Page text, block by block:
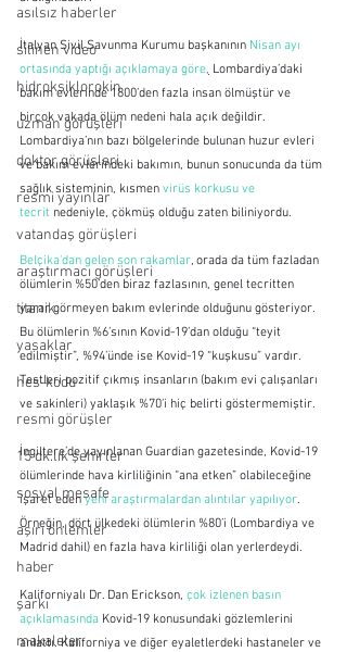
asılsız haberler
silinen video
hidroksiklorokin
uzman görüşleri
doktor görüşleri
resmi yayınlar
vatandaş görüşleri
araştırmacı görüşleri
titanik
yasaklar
hes-kodu
resmi görüşler
15 dk.lık şehirler
sosyal mesafe
aşırı önlemler
haber
şarkı
makaleler
İtalyan Sivil Savunma Kurumu başkanının Nisan ayı
ortasında yaptığı açıklamaya göre, Lombardiya’daki
bakım evlerinde 1800’den fazla insan ölmüştür ve
birçok vakada ölüm nedeni hala açık değildir.
Lombardiya’nın bazı bölgelerinde bulunan huzur evleri
ve bakım evlerindeki bakımın, bunun sonucunda da tüm
sağlık sisteminin, kısmen virüs korkusu ve
tecrit nedeniyle, çökmüş olduğu zaten biliniyordu.
Belçika'dan gelen son rakamlar, orada da tüm fazladan
ölümlerin %50’den biraz fazlasının, genel tecritten
yarar görmeyen bakım evlerinde olduğunu gösteriyor.
Bu ölümlerin %6’sının Kovid-19’dan olduğu “teyit
edilmiştir”, %94’ünde ise Kovid-19 “kuşkusu” vardır.
Testleri pozitif çıkmış insanların (bakım evi çalışanları
ve sakinleri) yaklaşık %70’i hiç belirti göstermemiştir.
İngiltere’de yayınlanan Guardian gazetesinde, Kovid-19
ölümlerinde hava kirliliğinin “ana etken” olabileceğine
işaret eden yeni araştırmalardan alıntılar yapılıyor.
Örneğin, dört ülkedeki ölümlerin %80’i (Lombardiya ve
Madrid dahil) en fazla hava kirliliği olan yerlerdeydi.
Kaliforniyalı Dr. Dan Erickson, çok izlenen basın
açıklamasında Kovid-19 konusundaki gözlemlerini
anlattı. Kaliforniya ve diğer eyaletlerdeki hastaneler ve